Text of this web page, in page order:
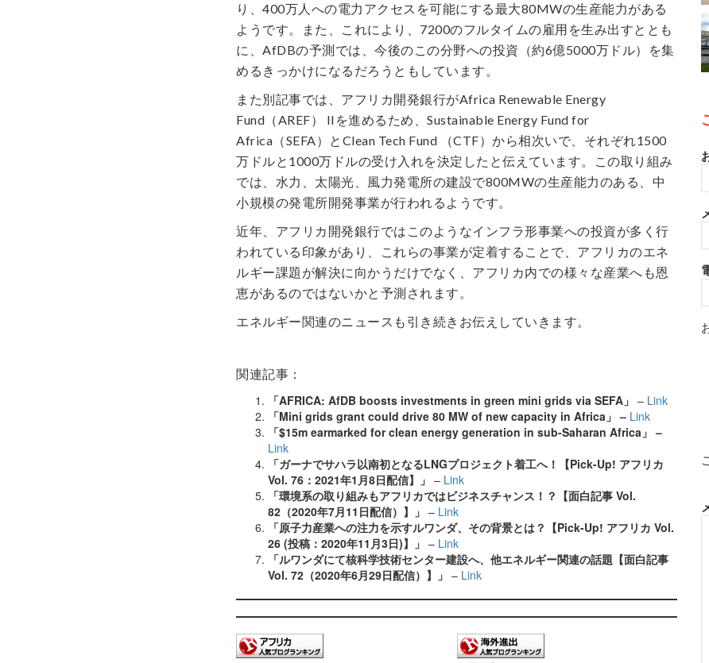
り、400万人への電力アクセスを可能にする最大80MWの生産能力がある
ようです。また、これにより、7200のフルタイムの雇用を生み出すととも
に、AfDBの予測では、今後のこの分野への投資（約6億5000万ドル）を集
めるきっかけになるだろうともしています。
また別記事では、アフリカ開発銀行がAfrica Renewable Energy
Fund（AREF） IIを進めるため、Sustainable Energy Fund for
Africa（SEFA）とClean Tech Fund （CTF）から相次いで、それぞれ1500
万ドルと1000万ドルの受け入れを決定したと伝えています。この取り組み
では、水力、太陽光、風力発電所の建設で800MWの生産能力のある、中
小規模の発電所開発事業が行われるようです。
近年、アフリカ開発銀行ではこのようなインフラ形事業への投資が多く行
われている印象があり、これらの事業が定着することで、アフリカのエネ
ルギー課題が解決に向かうだけでなく、アフリカ内での様々な産業へも恩
恵があるのではないかと予測されます。
エネルギー関連のニュースも引き続きお伝えしていきます。
関連記事：
「AFRICA: AfDB boosts investments in green mini grids via SEFA 」 – Link
「Mini grids grant could drive 80 MW of new capacity in Africa 」 – Link
「$15m earmarked for clean energy generation in sub-Saharan Africa 」 –
Link
「ガーナでサハラ以南初となるLNGプロジェクト着工へ！【Pick-Up! アフリカ
Vol. 76 ： 2021年1 月8日配信】 」 – Link
「環境系の取り組みもアフリカではビジネスチャンス！？【面白記事 Vol.
82 （2020年7月11 日配信）】 」 – Link
「原子力産業への注力を示すルワンダ、その背景とは？【Pick-Up! アフリカ Vol.
26 (投稿： 2020年11 月3日)】 」 – Link
「ルワンダにて核科学技術センター建設へ、他エネルギー関連の話題【面白記事
Vol. 72 （2020年6月29日配信）】 」 – Link